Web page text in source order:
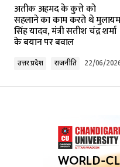
Required fields are
Comment*
Your E-mail*
अतीक अहमद के कुत्ते को
सहलाने का काम करते थे मुलायम
सिंह यादव, मंत्री सतीश चंद्र शर्मा
के बयान पर बवाल
उत्तर प्रदेश राजनीति 22/06/